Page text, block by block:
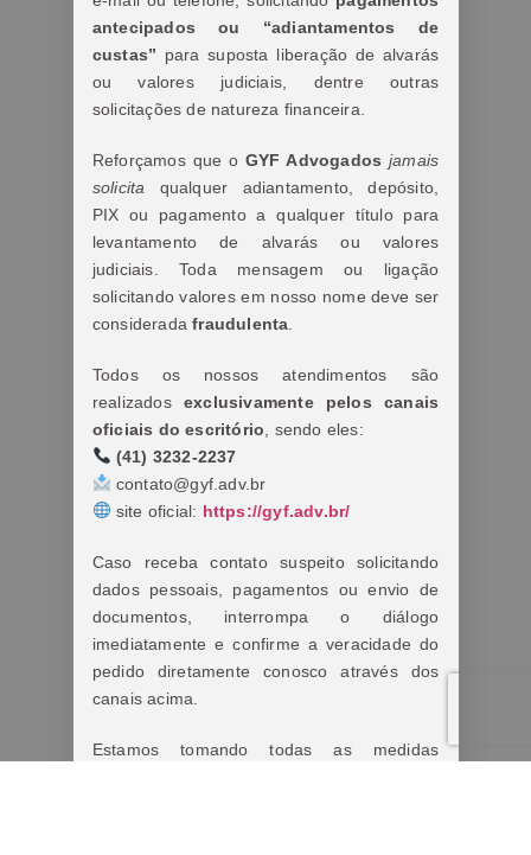
antecipados ou “adiantamentos de
custas” para suposta liberação de alvarás
ou valores judiciais, dentre outras
solicitações de natureza financeira.
Reforçamos que o GYF Advogadosjamais
solicita qualquer adiantamento, depósito,
PIX ou pagamento a qualquer título para
levantamento de alvarás ou valores
judiciais. Toda mensagem ou ligação
solicitando valores em nosso nome deve ser
consideradafraudulenta
Todos os nossos atendimentos são
realizados exclusivamente pelos canais
oficiais do escritório , sendo eles:
(41) 3232-2237
contato@gyf.adv.br
site oficial: https://gyf.adv.br/
Caso receba contato suspeito solicitando
dados pessoais, pagamentos ou envio de
documentos, interrompa o diálogo
imediatamente e confirme a veracidade do
pedido diretamente conosco através dos
canais acima.
Estamos tomando todas as medidas